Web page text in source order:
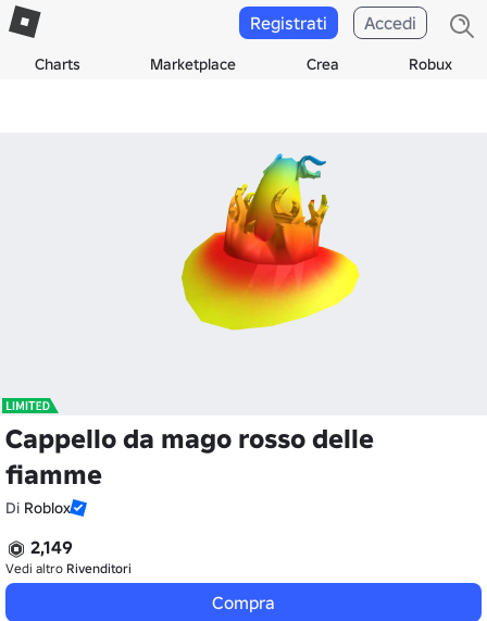
Charts Marketplace Crea Robux
Registrati Accedi
Cappello da mago rosso delle
fiamme
Di Roblox
2,149
Vedi altro Rivenditori
Compra